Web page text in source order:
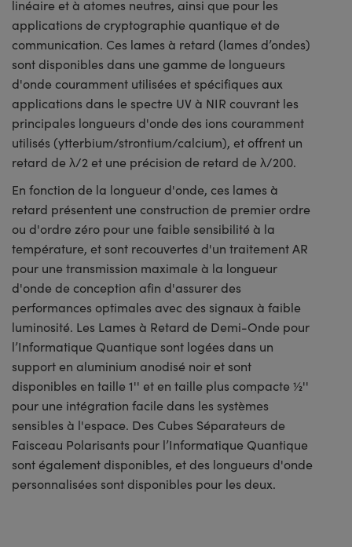
linéaire et à atomes neutres, ainsi que pour les
applications de cryptographie quantique et de
communication. Ces lames à retard (lames d’ondes)
sont disponibles dans une gamme de longueurs
d'onde couramment utilisées et spécifiques aux
applications dans le spectre UV à NIR couvrant les
principales longueurs d'onde des ions couramment
utilisés (ytterbium/strontium/calcium), et offrent un
retard de λ/2 et une précision de retard de λ/200.
En fonction de la longueur d'onde, ces lames à
retard présentent une construction de premier ordre
ou d'ordre zéro pour une faible sensibilité à la
température, et sont recouvertes d'un traitement AR
pour une transmission maximale à la longueur
d'onde de conception afin d'assurer des
performances optimales avec des signaux à faible
luminosité. Les Lames à Retard de Demi-Onde pour
l’Informatique Quantique sont logées dans un
support en aluminium anodisé noir et sont
disponibles en taille 1'' et en taille plus compacte ½''
pour une intégration facile dans les systèmes
sensibles à l'espace. Des Cubes Séparateurs de
Faisceau Polarisants pour l’Informatique Quantique
sont également disponibles, et des longueurs d'onde
personnalisées sont disponibles pour les deux.